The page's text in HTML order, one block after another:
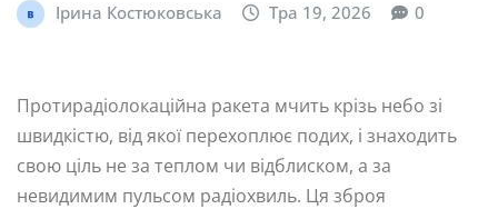
Ірина Костюковська Тра 19, 2026 0
Протирадіолокаційна ракета мчить крізь небо зі
швидкістю, від якої перехоплює подих, і знаходить
свою ціль не за теплом чи відблиском, а за
невидимим пульсом радіохвиль. Ця зброя